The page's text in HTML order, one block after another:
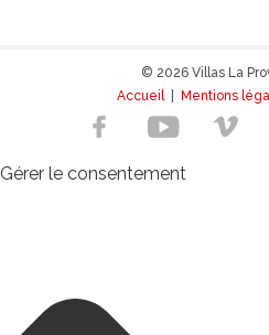
© 2026 Villas La
Accueil| Mentions
Gérer le consentement